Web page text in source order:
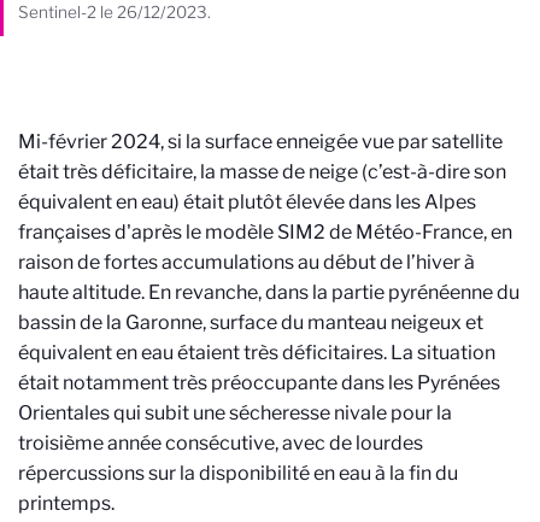
Sentinel-2 le 26/12/2023.
Mi-février 2024, si la surface enneigée vue par satellite
était très déficitaire, la masse de neige (c’est-à-dire son
équivalent en eau) était plutôt élevée dans les Alpes
françaises d'après le modèle SIM2 de Météo-France, en
raison de fortes accumulations au début de l’hiver à
haute altitude. En revanche, dans la partie pyrénéenne du
bassin de la Garonne, surface du manteau neigeux et
équivalent en eau étaient très déficitaires. La situation
était notamment très préoccupante dans les Pyrénées
Orientales qui subit une sécheresse nivale pour la
troisième année consécutive, avec de lourdes
répercussions sur la disponibilité en eau à la fin du
printemps.